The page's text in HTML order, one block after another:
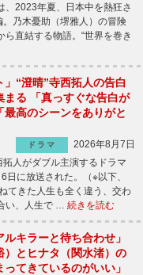
2023年夏、日本中を熱狂さ
乃木憂助（堺雅人）の冒険
直結する物語。“世界を巻き
」“澄晴”寺西拓人の告白
まる 「真っすぐな告白が
最高のシーンをありがと
ドラマ
2026年8月7日
人がダブル主演するドラマ
日に放送された。（※以下、
てきた人生も全く違う、交わ
い、人生で … 続きを読む
ルキラーと待ち合わせ」
）とヒナタ（関水渚）の
てきているのがいい」